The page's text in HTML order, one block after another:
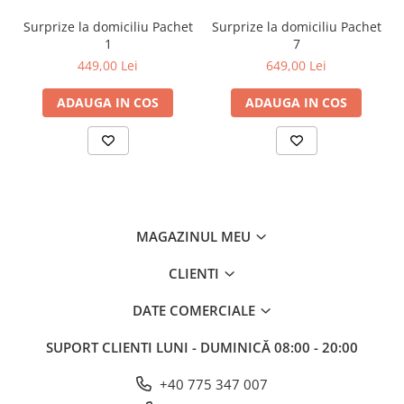
Surprize la domiciliu Pachet
1
449,00 Lei
ADAUGA IN COS
Surprize la domiciliu Pachet
7
649,00 Lei
ADAUGA IN COS
MAGAZINUL MEU
CLIENTI
DATE COMERCIALE
SUPORT CLIENTI LUNI - DUMINICĂ 08:00 - 20:00
+40 775 347 007